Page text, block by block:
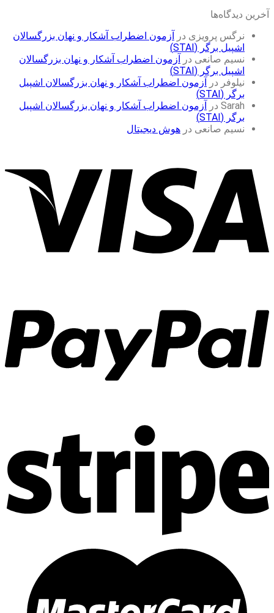
آخرین دیدگاه‌ها
نرگس پرویزی در
آزمون اضطراب آشکار و نهان بزرگسالان
اشپیل برگر (STAI)
نسیم صانعی در
آزمون اضطراب آشکار و نهان بزرگسالان
اشپیل برگر (STAI)
نیلوفر در
آزمون اضطراب آشکار و نهان بزرگسالان اشپیل
برگر (STAI)
Sarah در
آزمون اضطراب آشکار و نهان بزرگسالان اشپیل
برگر (STAI)
نسیم صانعی در هوش دیجیتال